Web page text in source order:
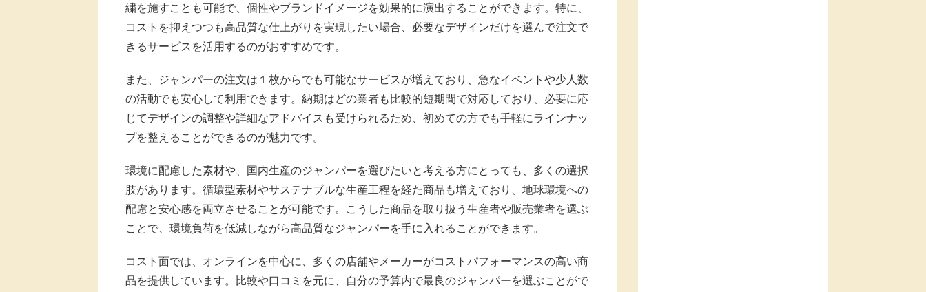
繍を施すことも可能で、個性やブランドイメージを効果的に演出することができます。特に、
コストを抑えつつも高品質な仕上がりを実現したい場合、必要なデザインだけを選んで注文で
きるサービスを活用するのがおすすめです。
また、ジャンパーの注文は１枚からでも可能なサービスが増えており、急なイベントや少人数
の活動でも安心して利用できます。納期はどの業者も比較的短期間で対応しており、必要に応
じてデザインの調整や詳細なアドバイスも受けられるため、初めての方でも手軽にラインナッ
プを整えることができるのが魅力です。
環境に配慮した素材や、国内生産のジャンパーを選びたいと考える方にとっても、多くの選択
肢があります。循環型素材やサステナブルな生産工程を経た商品も増えており、地球環境への
配慮と安心感を両立させることが可能です。こうした商品を取り扱う生産者や販売業者を選ぶ
ことで、環境負荷を低減しながら高品質なジャンパーを手に入れることができます。
コスト面では、オンラインを中心に、多くの店舗やメーカーがコストパフォーマンスの高い商
品を提供しています。比較や口コミを元に、自分の予算内で最良のジャンパーを選ぶことがで